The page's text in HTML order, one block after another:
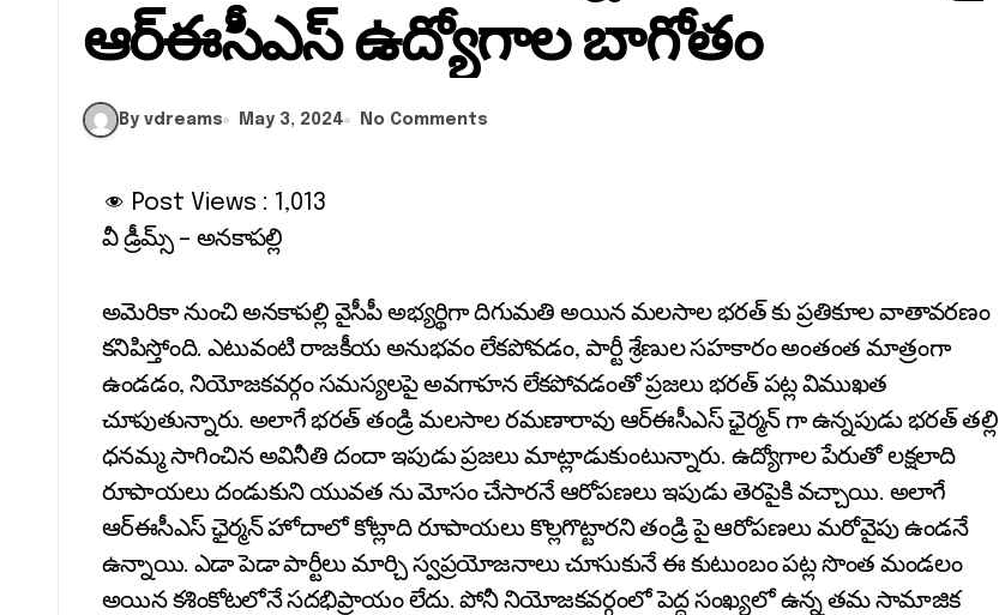
ఆర్ఈసీఎస్ ఉద్యోగాల బాగోతం
By vdreams May 3, 2024 No Comments
Post Views : 1,013
వీ డ్రీమ్స్ – అనకాపల్లి
అమెరికా నుంచి అనకాపల్లి వైసీపీ అభ్యర్థిగా దిగుమతి అయిన మలసాల భరత్ కు ప్రతికూల వాతావరణం
కనిపిస్తోంది. ఎటువంటి రాజకీయ అనుభవం లేకపోవడం, పార్టీ శ్రేణుల సహకారం అంతంత మాత్రంగా
ఉండడం, నియోజకవర్గం సమస్యలపై అవగాహన లేకపోవడంతో ప్రజలు భరత్ పట్ల విముఖత
చూపుతున్నారు. అలాగే భరత్ తండ్రి మలసాల రమణారావు ఆర్ఈసీఎస్ ఛైర్మన్ గా ఉన్నపుడు భరత్ తల్లి
ధనమ్మ సాగించిన అవినీతి దందా ఇపుడు ప్రజలు మాట్లాడుకుంటున్నారు. ఉద్యోగాల పేరుతో లక్షలాది
రూపాయలు దండుకుని యువత ను మోసం చేసారనే ఆరోపణలు ఇపుడు తెరపైకి వచ్చాయి. అలాగే
ఆర్ఈసీఎస్ ఛైర్మన్ హోదాలో కోట్లాది రూపాయలు కొల్లగొట్టారని తండ్రి పై ఆరోపణలు మరోవైపు ఉండనే
ఉన్నాయి. ఎడా పెడా పార్టీలు మార్చి స్వప్రయోజనాలు చూసుకునే ఈ కుటుంబం పట్ల సొంత మండలం
అయిన కశింకోటలోనే సదభిప్రాయం లేదు. పోనీ నియోజకవర్గంలో పెద్ద సంఖ్యలో ఉన్న తమ సామాజిక